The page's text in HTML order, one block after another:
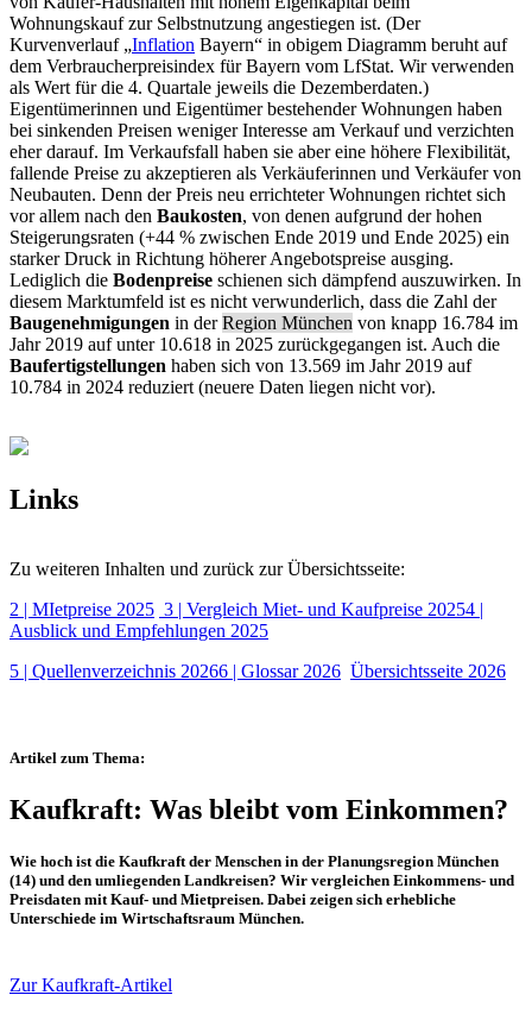
Wohnungskauf zur Selbstnutzung angestiegen ist. (Der
Kurvenverlauf „Inflation Bayern“ in obigem Diagramm beruht auf
dem Verbraucherpreisindex für Bayern vom LfStat. Wir verwenden
als Wert für die 4. Quartale jeweils die Dezemberdaten.)
Eigentümerinnen und Eigentümer bestehender Wohnungen haben
bei sinkenden Preisen weniger Interesse am Verkauf und verzichten
eher darauf. Im Verkaufsfall haben sie aber eine höhere Flexibilität,
fallende Preise zu akzeptieren als Verkäuferinnen und Verkäufer von
Neubauten. Denn der Preis neu errichteter Wohnungen richtet sich
vor allem nach den Baukosten, von denen aufgrund der hohen
Steigerungsraten (+44 % zwischen Ende 2019 und Ende 2025) ein
starker Druck in Richtung höherer Angebotspreise ausging.
Lediglich die Bodenpreise schienen sich dämpfend auszuwirken. In
diesem Marktumfeld ist es nicht verwunderlich, dass die Zahl der
Baugenehmigungen in derRegion München von knapp 16.784 im
Jahr 2019 auf unter 10.618 in 2025 zurückgegangen ist. Auch die
Baufertigstellungen haben sich von 13.569 im Jahr 2019 auf
10.784 in 2024 reduziert (neuere Daten liegen nicht vor).
Links
Zu weiteren Inhalten und zurück zur Übersichtsseite:
2 | MIetpreise 2025 3 | Vergleich Miet- und Kaufpreise 20254 |
Ausblick und Empfehlungen 2025
5 | Quellenverzeichnis 20266 | Glossar 2026 Übersichtsseite 2026
Artikel zum Thema:
Kaufkraft: Was bleibt vom Einkommen?
Wie hoch ist die Kaufkraft der Menschen in der Planungsregion München
(14) und den umliegenden Landkreisen? Wir vergleichen Einkommens- und
Preisdaten mit Kauf- und Mietpreisen. Dabei zeigen sich erhebliche
Unterschiede im Wirtschaftsraum München.
Zur Kaufkraft-Artikel